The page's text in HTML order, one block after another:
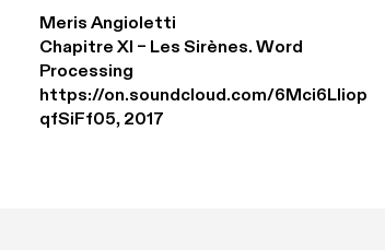
Meris Angioletti
Chapitre XI – Les Sirènes. Word
Processing
https://on.soundcloud.com/6Mci6Lliop
qfSiFf05, 2017